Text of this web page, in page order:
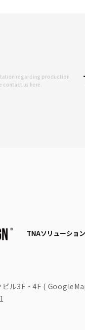
regarding production
contact us here.
TNAソリューショ
ル3F・4F (